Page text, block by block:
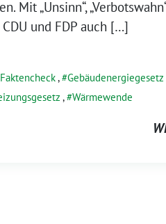
Mit „Unsinn“,
und FDP auch […]
Faktencheck, Gebäudenergiegesetz
, Wärmewende